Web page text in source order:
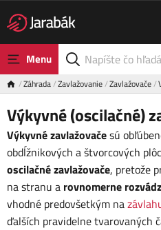
Menu
Záhrada Zavlažovanie Zavlažovače
Výkyvné (oscilačné)
Výkyvné zavlažovačesú
obdĺžnikových a štvorcových
oscilačné zavlažovače, pretože
na stranu a rovnomerne
vhodné predovšetkým na
ďalších pravidelne tvarovaných